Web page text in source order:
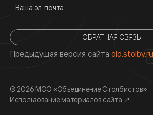
ОБРАТНАЯ СВЯЗЬ
Предыдущая версия сайта old.stolby.ru
© 2026 МОО «Объединение Столбистов»
Использование материалов сайта ↗